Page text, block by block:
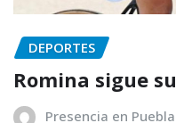
DEPORTES
Romina sigue
Presencia en Puebla